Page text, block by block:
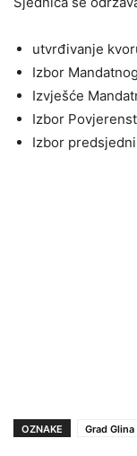
utvrđivanje
Izbor
Izvješće
Izbor
Izbor
OZNAKE Grad Glina